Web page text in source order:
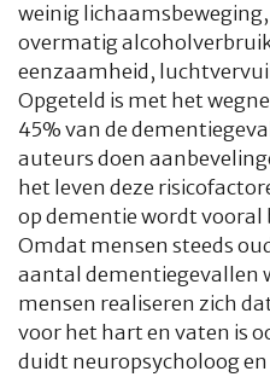
weinig
overmatig
eenzaamheid,
Opgeteld is met het
45% van de
auteurs doen
het leven deze
op dementie wordt vooral
Omdat mensen steeds
aantal dementiegevallen
mensen realiseren zich
voor het hart en vaten is
duidt neuropsycholoog